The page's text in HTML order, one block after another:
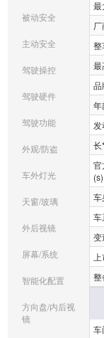
被动安全
主动安全
驾驶操控
驾驶硬件
驾驶功能
外观/防盗
车外灯光
天窗/玻璃
外后视镜
屏幕/系统
智能化配置
方向盘/内后视
镜
最
整
最
品
年
长
官
(s)
车
车
变
整
车